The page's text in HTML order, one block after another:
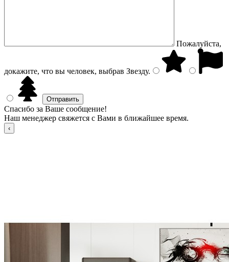
Пожалуйста,
докажите, что вы человек, выбрав Звезду.
Спасибо за Ваше сообщение!
Наш менеджер свяжется с Вами в ближайшее время.